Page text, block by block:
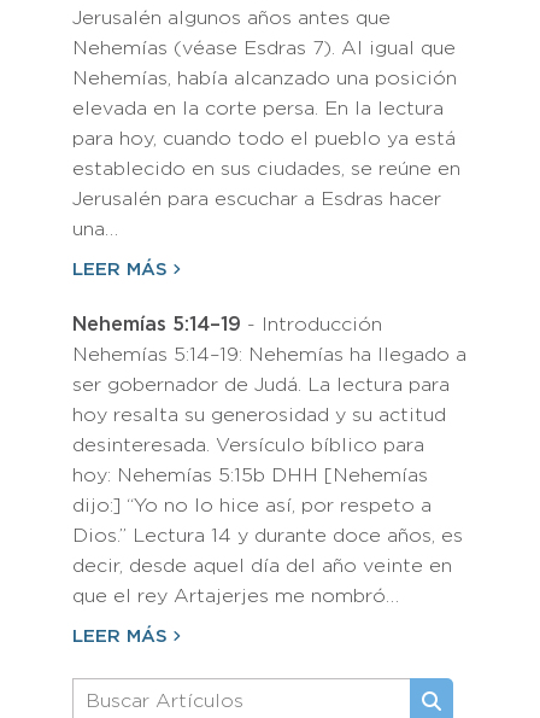
Jerusalén algunos años antes que
Nehemías (véase Esdras 7). Al igual que
Nehemías, había alcanzado una posición
elevada en la corte persa. En la lectura
para hoy, cuando todo el pueblo ya está
establecido en sus ciudades, se reúne en
Jerusalén para escuchar a Esdras hacer
una…
LEER MÁS
Nehemías 5:14–19 - Introducción
Nehemías 5:14–19: Nehemías ha llegado a
ser gobernador de Judá. La lectura para
hoy resalta su generosidad y su actitud
desinteresada. Versículo bíblico para
hoy: Nehemías 5:15b DHH [Nehemías
dijo:] “Yo no lo hice así, por respeto a
Dios.” Lectura 14 y durante doce años, es
decir, desde aquel día del año veinte en
que el rey Artajerjes me nombró…
LEER MÁS